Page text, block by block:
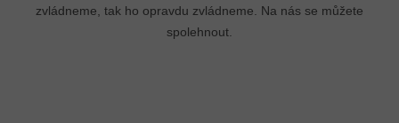
zvládneme, tak ho opravdu zvládneme. Na nás se můžete
spolehnout.